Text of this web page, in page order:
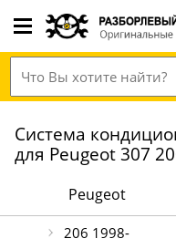
Система
для Peugeot 307
Peugeot
206 1998-